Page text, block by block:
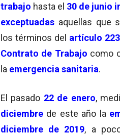
trabajo hasta el 30 de junio
exceptuadas aquellas que
los términos del artículo
Contrato de Trabajo como
la emergencia sanitaria.
El pasado 22 de enero,
diciembre de este año la
diciembre de 2019, a